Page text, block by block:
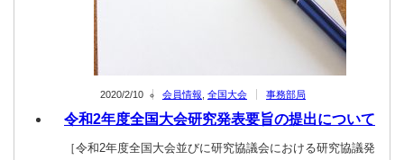
2020/2/10 会員情報 全国大会 事務部局
令和2年度全国大会研究発表要旨の提出について
［令和2年度全国大会並びに研究協議会における研究協議発